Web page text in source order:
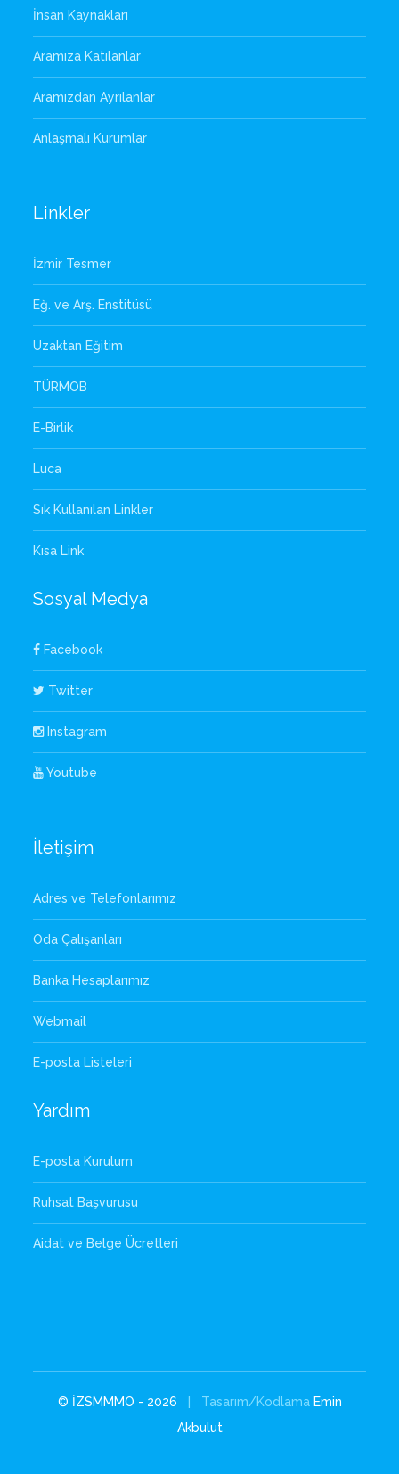
İnsan Kaynakları
Aramıza Katılanlar
Aramızdan Ayrılanlar
Anlaşmalı Kurumlar
Linkler
İzmir Tesmer
Eğ. ve Arş. Enstitüsü
Uzaktan Eğitim
TÜRMOB
E-Birlik
Luca
Sık Kullanılan Linkler
Kısa Link
Sosyal Medya
Facebook
Twitter
Instagram
Youtube
İletişim
Adres ve Telefonlarımız
Oda Çalışanları
Banka Hesaplarımız
Webmail
E-posta Listeleri
Yardım
E-posta Kurulum
Ruhsat Başvurusu
Aidat ve Belge Ücretleri
© İZSMMMO - 2026 | Tasarım/Kodlama Emin
Akbulut